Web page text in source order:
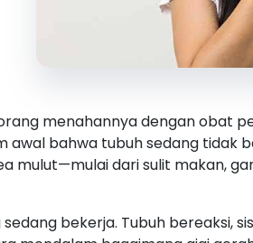
menahannya dengan obat
awal bahwa tubuh sedang tidak
dari sulit makan,
bekerja. Tubuh bereaksi,